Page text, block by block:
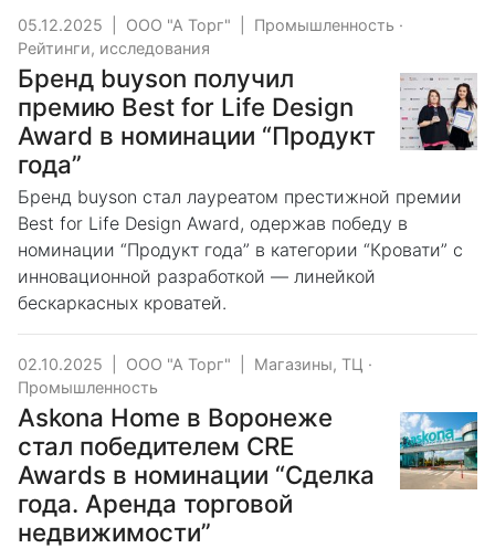
05.12.2025 ООО "А Торг" Промышленность ·
Рейтинги, исследования
Бренд buyson получил
премию Best for Life Design
Award в номинации “Продукт
года”
Бренд buyson стал лауреатом престижной премии
Best for Life Design Award, одержав победу в
номинации “Продукт года” в категории “Кровати” с
инновационной разработкой — линейкой
бескаркасных кроватей.
02.10.2025 ООО "А Торг" Магазины, ТЦ ·
Промышленность
Askona Home в Воронеже
стал победителем CRE
Awards в номинации “Сделка
года. Аренда торговой
недвижимости”